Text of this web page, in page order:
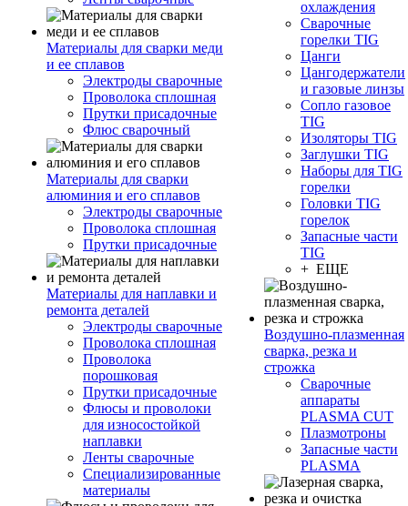
Материалы для сварки меди
и ее сплавов
Электроды сварочные
Проволока сплошная
Прутки присадочные
Флюс сварочный
Материалы для сварки
алюминия и его сплавов
Электроды сварочные
Проволока сплошная
Прутки присадочные
Материалы для наплавки и
ремонта деталей
Электроды сварочные
Проволока сплошная
Проволока
порошковая
Прутки присадочные
Флюсы и проволоки
для износостойкой
наплавки
Ленты сварочные
Специализированные
материалы
охлаждения
Сварочные
горелки TIG
Цанги
Цангодержатели
и газовые линзы
Сопло газовое
TIG
Изоляторы TIG
Заглушки TIG
Наборы для TIG
горелки
Головки TIG
горелок
Запасные части
TIG
+ ЕЩЕ
Воздушно-плазменная
сварка, резка и
строжка
Сварочные
аппараты
PLASMA CUT
Плазмотроны
Запасные части
PLASMA